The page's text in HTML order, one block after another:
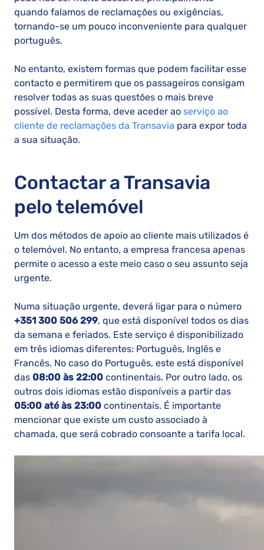
quando falamos de reclamações ou exigências,
tornando-se um pouco inconveniente para qualquer
português.
No entanto, existem formas que podem facilitar esse
contacto e permitirem que os passageiros consigam
resolver todas as suas questões o mais breve
possível. Desta forma, deve aceder ao serviço ao
cliente de reclamações da Transavia para expor toda
a sua situação.
Contactar a Transavia
pelo telemóvel
Um dos métodos de apoio ao cliente mais utilizados é
o telemóvel. No entanto, a empresa francesa apenas
permite o acesso a este meio caso o seu assunto seja
urgente.
Numa situação urgente, deverá ligar para o número
+351 300 506 299, que está disponível todos os dias
da semana e feriados. Este serviço é disponibilizado
em três idiomas diferentes: Português, Inglês e
Francês. No caso do Português, este está disponível
das 08:00 às 22:00 continentais. Por outro lado, os
outros dois idiomas estão disponíveis a partir das
05:00 até às 23:00 continentais. É importante
mencionar que existe um custo associado à
chamada, que será cobrado consoante a tarifa local.